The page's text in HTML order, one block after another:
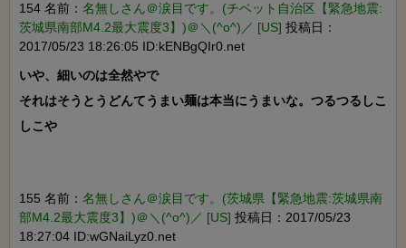
154 名前： 名無しさん＠涙目です。(チベット自治区【緊急地震:
茨城県南部M4.2最大震度3】)＠＼(^o^)／ [US] 投稿日：
2017/05/23 18:26:05 ID:kENBgQIr0.net
いや、細いのは全然やで
それはそうとうどんてうまい麺は本当にうまいな。つるつるしこ
しこや
155 名前： 名無しさん＠涙目です。(茨城県【緊急地震:茨城県南
部M4.2最大震度3】)＠＼(^o^)／ [US] 投稿日：2017/05/23
18:27:04 ID:wGNaiLyz0.net